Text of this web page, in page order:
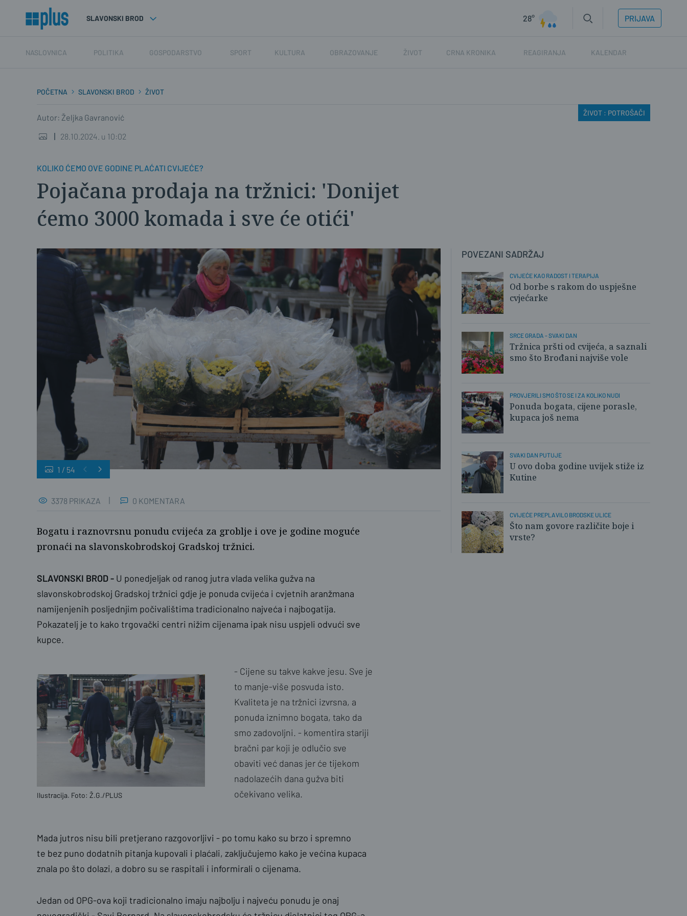
SLAVONSKI BROD 28° PRIJAVA
NASLOVNICA POLITIKA GOSPODARSTVO SPORT KULTURA OBRAZOVANJE ŽIVOT CRNA KRONIKA REAGIRANJA KALENDAR
POČETNA SLAVONSKI BROD ŽIVOT
ŽIVOT : POTROŠAČI
Autor: Željka Gavranović
28.10.2024. u 10:02
KOLIKO ĆEMO OVE GODINE PLAĆATI CVIJEĆE?
Pojačana prodaja na tržnici: 'Donijet
ćemo 3000 komada i sve će otići'
Ž.G./PLUS Ž.G./PLUS
1 / 54
3378 PRIKAZA 0 KOMENTARA
Bogatu i raznovrsnu ponudu cvijeća za groblje i ove je godine moguće
pronaći na slavonskobrodskoj Gradskoj tržnici.
SLAVONSKI BROD - U ponedjeljak od ranog jutra vlada velika gužva na
slavonskobrodskoj Gradskoj tržnici gdje je ponuda cvijeća i cvjetnih aranžmana
namijenjenih posljednjim počivalištima tradicionalno najveća i najbogatija.
Pokazatelj je to kako trgovački centri nižim cijenama ipak nisu uspjeli odvući sve
kupce.
Ilustracija. Foto: Ž.G./PLUS
- Cijene su takve kakve jesu. Sve je
to manje-više posvuda isto.
Kvaliteta je na tržnici izvrsna, a
ponuda iznimno bogata, tako da
smo zadovoljni. - komentira stariji
bračni par koji je odlučio sve
obaviti već danas jer će tijekom
nadolazećih dana gužva biti
očekivano velika.
Mada jutros nisu bili pretjerano razgovorljivi - po tomu kako su brzo i spremno
te bez puno dodatnih pitanja kupovali i plaćali, zaključujemo kako je većina kupaca
znala po što dolazi, a dobro su se raspitali i informirali o cijenama.
Jedan od OPG-ova koji tradicionalno imaju najbolju i najveću ponudu je onaj
POVEZANI SADRŽAJ
CVIJEĆE KAO RADOST I TERAPIJA
Od borbe s rakom do uspješne
cvjećarke
SRCE GRADA - SVAKI DAN
Tržnica pršti od cvijeća, a saznali
smo što Brođani najviše vole
PROVJERILI SMO ŠTO SE I ZA KOLIKO NUDI
Ponuda bogata, cijene porasle,
kupaca još nema
SVAKI DAN PUTUJE
U ovo doba godine uvijek stiže iz
Kutine
CVIJEĆE PREPLAVILO BRODSKE ULICE
Što nam govore različite boje i
vrste?